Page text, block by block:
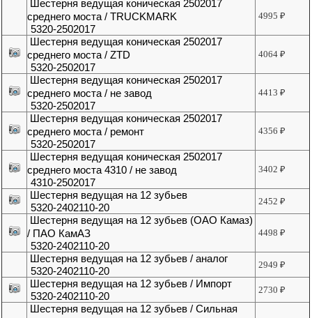
Шестерня ведущая коническая 2502017
среднего моста / TRUCKMARK
5320-2502017
4995₽
Шестерня ведущая коническая 2502017
среднего моста / ZTD
5320-2502017
4064₽
Шестерня ведущая коническая 2502017
среднего моста / не завод
5320-2502017
4413₽
Шестерня ведущая коническая 2502017
среднего моста / ремонт
5320-2502017
4356₽
Шестерня ведущая коническая 2502017
среднего моста 4310 / не завод
4310-2502017
3402₽
Шестерня ведущая на 12 зубьев
5320-2402110-20
2452₽
Шестерня ведущая на 12 зубьев (ОАО Камаз)
/ ПАО КамАЗ
5320-2402110-20
4498₽
Шестерня ведущая на 12 зубьев / аналог
5320-2402110-20
2949₽
Шестерня ведущая на 12 зубьев / Импорт
5320-2402110-20
2730₽
Шестерня ведущая на 12 зубьев / Сильная